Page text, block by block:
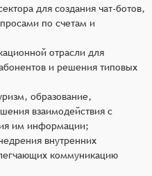
для создания чат-ботов,
по счетам и
отрасли для
и решения типовых
образование,
взаимодействия с
им информации;
внутренних
коммуникацию